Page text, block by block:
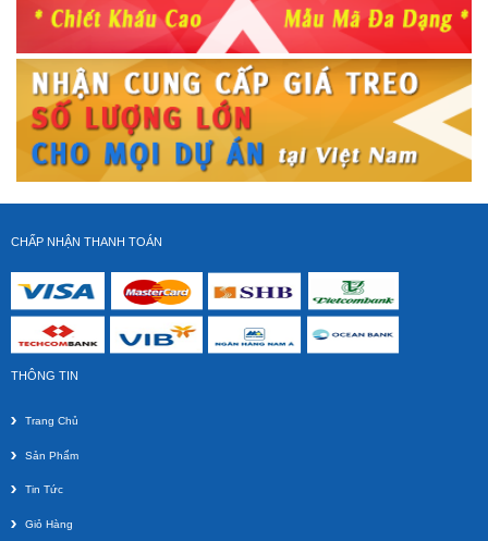
CHẤP NHẬN THANH TOÁN
THÔNG TIN
Trang Chủ
Sản Phẩm
Tin Tức
Giỏ Hàng